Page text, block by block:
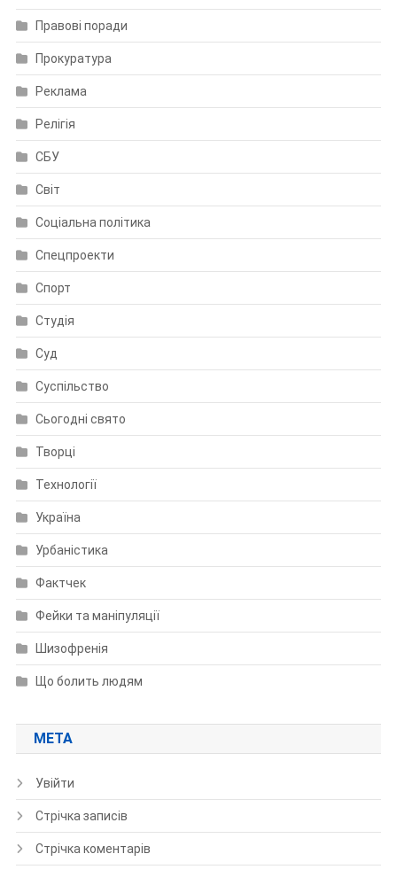
Правові поради
Прокуратура
Реклама
Релігія
СБУ
Світ
Соціальна політика
Спецпроекти
Спорт
Студія
Суд
Суспільство
Сьогодні свято
Творці
Технології
Україна
Урбаністика
Фактчек
Фейки та маніпуляції
Шизофренія
Що болить людям
МЕТА
Увійти
Стрічка записів
Стрічка коментарів